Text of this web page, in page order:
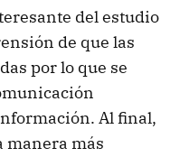
del estudio
de que las
por lo que se
Al final,
manera más